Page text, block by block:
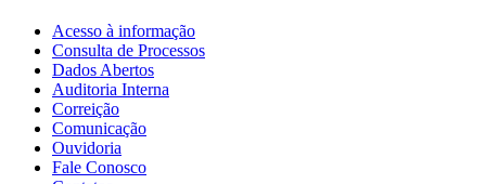
Acesso à informação
Consulta de Processos
Dados Abertos
Auditoria Interna
Correição
Comunicação
Ouvidoria
Fale Conosco